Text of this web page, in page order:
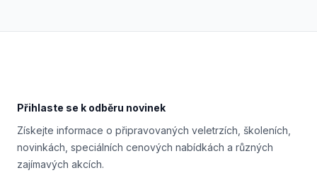
Přihlaste se k odběru novinek
Získejte informace o připravovaných veletrzích, školeních,
novinkách, speciálních cenových nabídkách a různých
zajímavých akcích.